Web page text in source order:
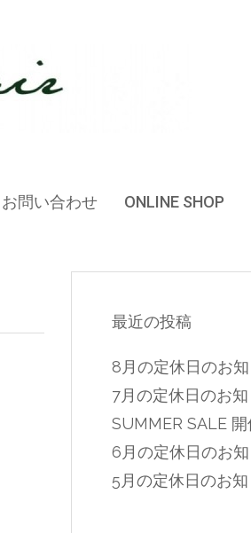
お問い合わせ ONLINE SHOP
最近の投稿
8月の定休日のお
7月の定休日のお
SUMMER SALE 開
6月の定休日のお
5月の定休日のお